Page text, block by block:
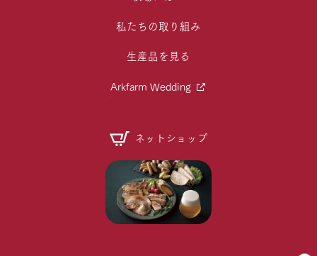
私たちの取り組み
生産品を見る
Arkfarm Wedding
ネットショップ